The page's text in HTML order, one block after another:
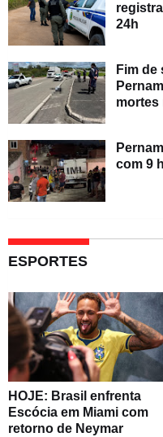
24h
Fim de
mortes
com 9
ESPORTES
HOJE: Brasil enfrenta
Escócia em Miami com
retorno de Neymar